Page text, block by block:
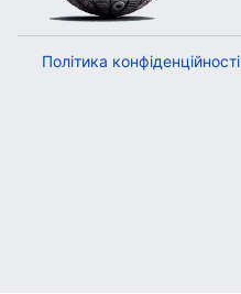
Політика конфіденційності